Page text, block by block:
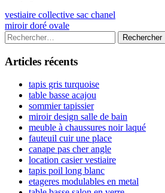
Navigation
de
l’article
Previous
article:
vestiaire collective sac chanel
Next
article:
miroir doré ovale
Colonne
latérale
principale
Rechercher :
Articles récents
tapis gris turquoise
table basse acajou
sommier tapissier
miroir design salle de bain
meuble à chaussures noir laqué
fauteuil cuir une place
canape pas cher angle
location casier vestiaire
tapis poil long blanc
etageres modulables en metal